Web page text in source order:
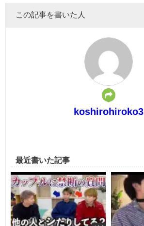
この記事を書いた人
koshirohiroko3
最近書いた記事